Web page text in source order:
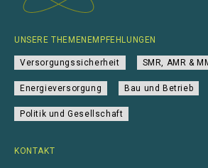
KONTAKT
UNSERE THEMENEMPFEHLUNGEN
Versorgungssicherheit SMR, AMR &
Energieversorgung Bau und Betrieb
Politik und Gesellschaft